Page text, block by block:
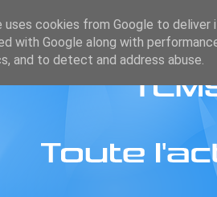
uses cookies from Google to deliver
with Google along with
and to detect and address abuse.